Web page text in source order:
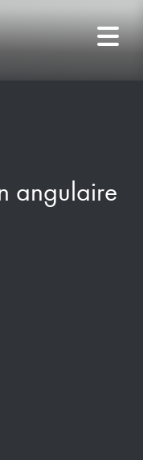
angulaire